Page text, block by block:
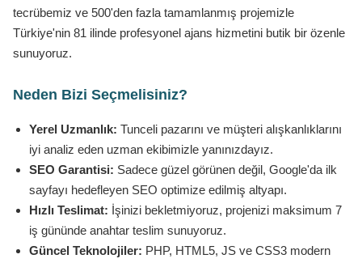
tecrübemiz ve 500'den fazla tamamlanmış projemizle
Türkiye'nin 81 ilinde profesyonel ajans hizmetini butik bir özenle
sunuyoruz.
Neden Bizi Seçmelisiniz?
Yerel Uzmanlık: Tunceli pazarını ve müşteri alışkanlıklarını
iyi analiz eden uzman ekibimizle yanınızdayız.
SEO Garantisi: Sadece güzel görünen değil, Google'da ilk
sayfayı hedefleyen SEO optimize edilmiş altyapı.
Hızlı Teslimat: İşinizi bekletmiyoruz, projenizi maksimum 7
iş gününde anahtar teslim sunuyoruz.
Güncel Teknolojiler: PHP, HTML5, JS ve CSS3 modern